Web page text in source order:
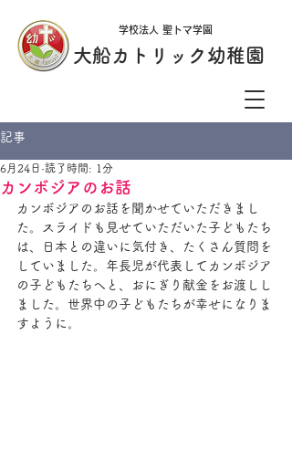
学校法人 聖トマ学園
大船カトリック幼稚園
記事
カンボジアのお話
6月24日 読了時間: 1分
カンボジアのお話を聞かせていただきまし
た。スライドも見せていただいた子どもたち
は、日本との違いに気付き、たくさん質問を
していました。年長児が代表してカンボジア
の子どもたちへと、おにぎり献金をお渡しし
ました。世界中の子どもたちが幸せになりま
すように。